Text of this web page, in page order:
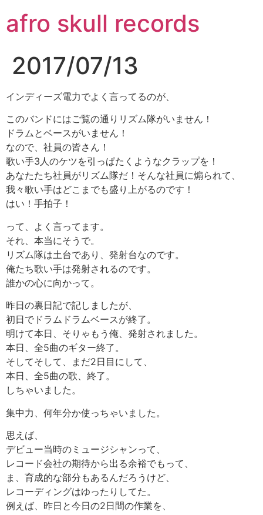
ン
テ
ッ
afro skull records
2017/07/13
インディーズ電力でよく言ってるのが、
このバンドにはご覧の通りリズム隊がいません！
ドラムとベースがいません！
なので、社員の皆さん！
歌い手3人のケツを引っぱたくようなクラップを！
あなたたち社員がリズム隊だ！そんな社員に煽られて、
我々歌い手はどこまでも盛り上がるのです！
はい！手拍子！
って、よく言ってます。
それ、本当にそうで。
リズム隊は土台であり、発射台なのです。
俺たち歌い手は発射されるのです。
誰かの心に向かって。
昨日の裏日記で記しましたが、
初日でドラムドラムベースが終了。
明けて本日、そりゃもう俺、発射されました。
本日、全5曲のギター終了。
そしてそして、まだ2日目にして、
本日、全5曲の歌、終了。
しちゃいました。
集中力、何年分か使っちゃいました。
思えば、
デビュー当時のミュージシャンって、
レコード会社の期待から出る余裕でもって、
ま、育成的な部分もあるんだろうけど、
レコーディングはゆったりしてた。
例えば、昨日と今日の2日間の作業を、